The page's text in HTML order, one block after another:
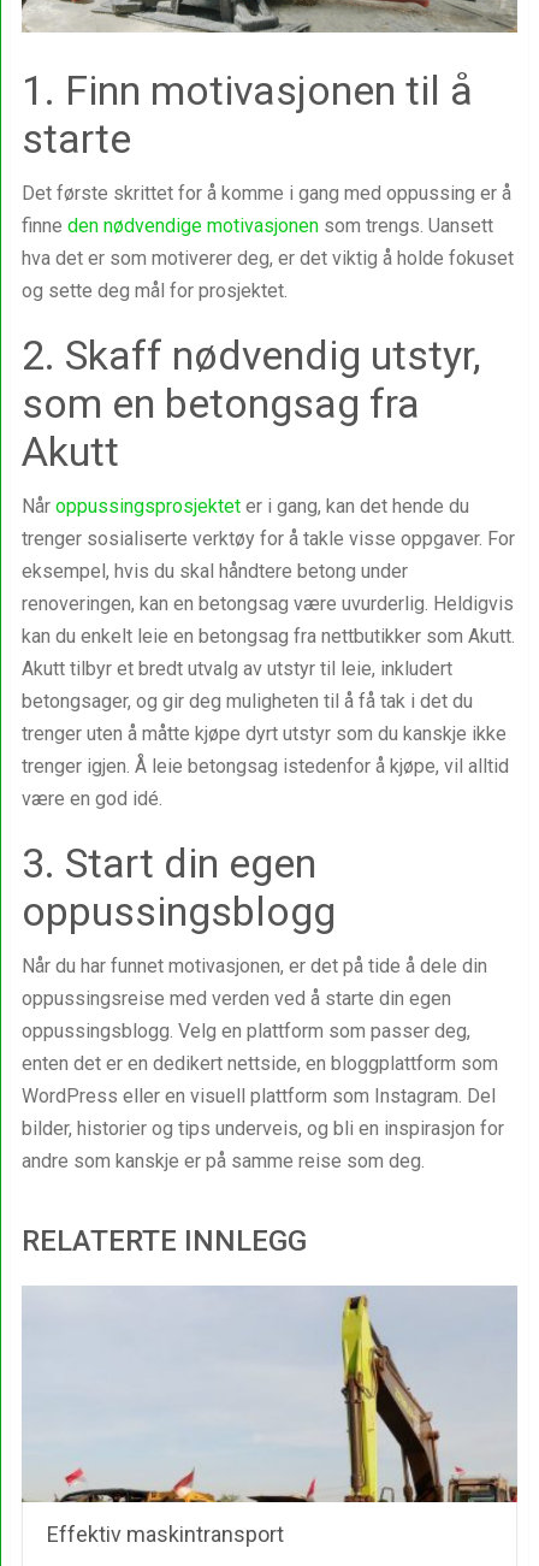
1. Finn motivasjonen til å
starte
Det første skrittet for å komme i gang med oppussing er å
finne den nødvendige motivasjonensom trengs. Uansett
hva det er som motiverer deg, er det viktig å holde fokuset
og sette deg mål for prosjektet.
2. Skaff nødvendig utstyr,
som en betongsag fra
Akutt
Når oppussingsprosjekteter i gang, kan det hende du
trenger sosialiserte verktøy for å takle visse oppgaver. For
eksempel, hvis du skal håndtere betong under
renoveringen, kan en betongsag være uvurderlig. Heldigvis
kan du enkelt leie en betongsag fra nettbutikker som Akutt.
Akutt tilbyr et bredt utvalg av utstyr til leie, inkludert
betongsager, og gir deg muligheten til å få tak i det du
trenger uten å måtte kjøpe dyrt utstyr som du kanskje ikke
trenger igjen. Å leie betongsag istedenfor å kjøpe, vil alltid
være en god idé.
3. Start din egen
oppussingsblogg
Når du har funnet motivasjonen, er det på tide å dele din
oppussingsreise med verden ved å starte din egen
oppussingsblogg. Velg en plattform som passer deg,
enten det er en dedikert nettside, en bloggplattform som
WordPress eller en visuell plattform som Instagram. Del
bilder, historier og tips underveis, og bli en inspirasjon for
andre som kanskje er på samme reise som deg.
RELATERTE INNLEGG
Effektiv maskintransport